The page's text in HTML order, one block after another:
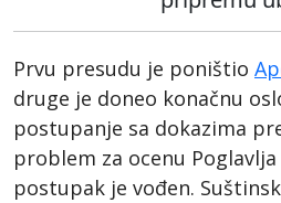
Prvu presudu je poništio
druge je doneo konačnu
postupanje sa dokazima
problem za ocenu
postupak je vođen.